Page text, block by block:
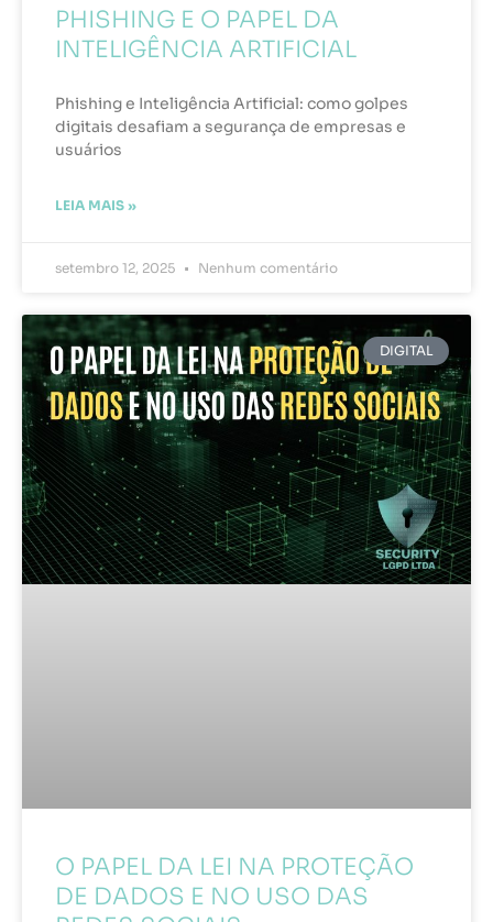
PHISHING E O PAPEL DA
INTELIGÊNCIA ARTIFICIAL
Phishing e Inteligência Artificial: como golpes
digitais desafiam a segurança de empresas e
usuários
LEIA MAIS »
setembro 12, 2025 Nenhum comentário
DIGITAL
O PAPEL DA LEI NA PROTEÇÃO
DE DADOS E NO USO DAS